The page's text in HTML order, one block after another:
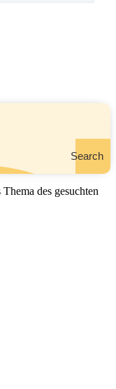
Search
des gesuchten